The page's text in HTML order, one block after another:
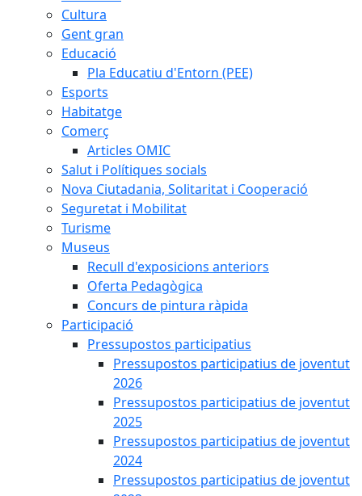
Cultura
Gent gran
Educació
Pla Educatiu d'Entorn (PEE)
Esports
Habitatge
Comerç
Articles OMIC
Salut i Polítiques socials
Nova Ciutadania, Solitaritat i Cooperació
Seguretat i Mobilitat
Turisme
Museus
Recull d'exposicions anteriors
Oferta Pedagògica
Concurs de pintura ràpida
Participació
Pressupostos participatius
Pressupostos participatius de joventut
2026
Pressupostos participatius de joventut
2025
Pressupostos participatius de joventut
2024
Pressupostos participatius de joventut